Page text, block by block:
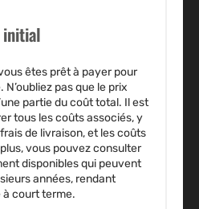
initial
êtes prêt à payer pour
pas que le prix
partie du coût total. Il est
tous les coûts associés, y
de livraison, et les coûts
vous pouvez consulter
disponibles qui peuvent
années, rendant
à court terme.